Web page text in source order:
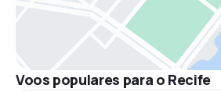
Voos populares para o Recife